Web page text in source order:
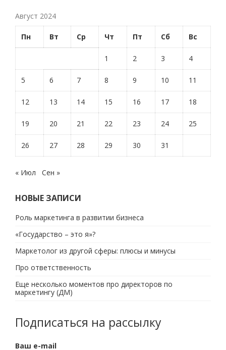
Август 2024
Пн Вт Ср Чт Пт Сб Вс
1 2 3 4
5 6 7 8 9 10 11
12 13 14 15 16 17 18
19 20 21 22 23 24 25
26 27 28 29 30 31
« Июл Сен »
НОВЫЕ ЗАПИСИ
Роль маркетинга в развитии бизнеса
«Государство – это я»?
Маркетолог из другой сферы: плюсы и минусы
Про ответственность
Еще несколько моментов про директоров по
маркетингу (ДМ)
Подписаться на рассылку
Ваш e-mail